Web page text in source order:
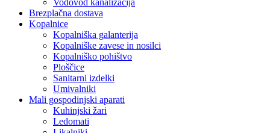
Brezplačna dostava
Kopalnice
Kopalniška galanterija
Kopalniške zavese in nosilci
Kopalniško pohištvo
Ploščice
Sanitarni izdelki
Umivalniki
Mali gospodinjski aparati
Kuhinjski žari
Ledomati